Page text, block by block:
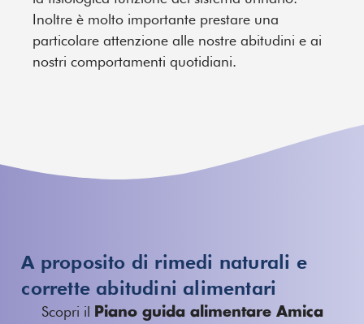
Inoltre è molto importante prestare una
particolare attenzione alle nostre abitudini e ai
nostri comportamenti quotidiani.
A proposito di rimedi naturali e
corrette abitudini alimentari
Scopri il Piano guida alimentare Amica